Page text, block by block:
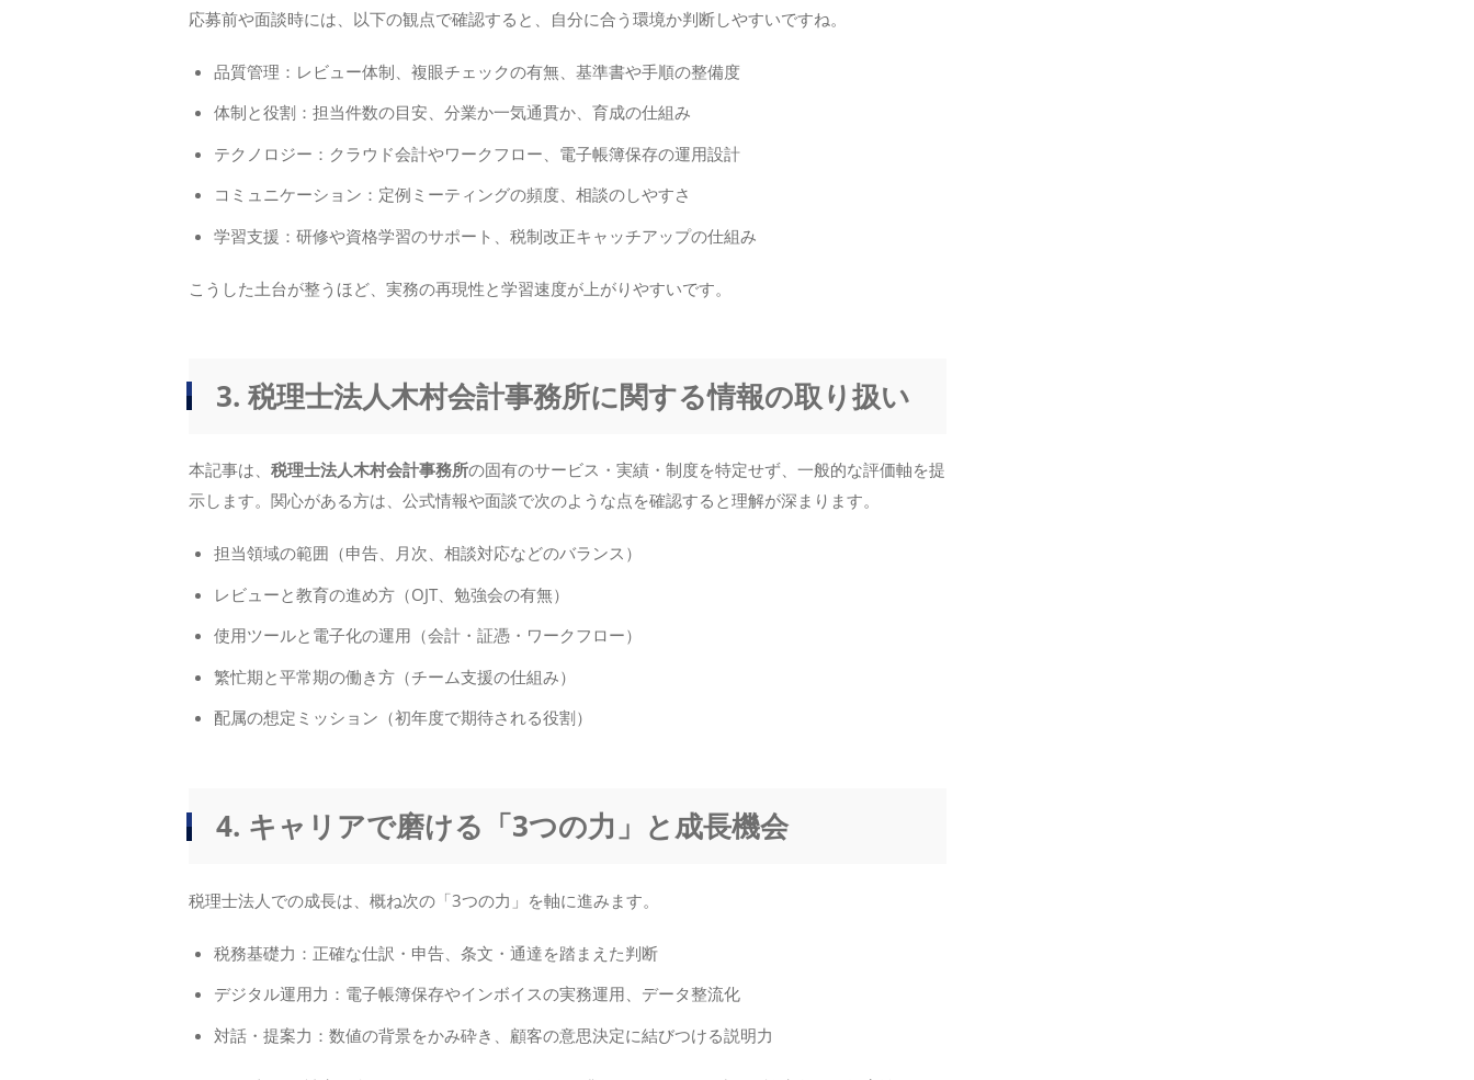
応募前や面談時には、以下の観点で確認すると、自分に合う環境か判断しやすいですね。
品質管理：レビュー体制、複眼チェックの有無、基準書や手順の整備度
体制と役割：担当件数の目安、分業か一気通貫か、育成の仕組み
テクノロジー：クラウド会計やワークフロー、電子帳簿保存の運用設計
コミュニケーション：定例ミーティングの頻度、相談のしやすさ
学習支援：研修や資格学習のサポート、税制改正キャッチアップの仕組み
こうした土台が整うほど、実務の再現性と学習速度が上がりやすいです。
3. 税理士法人木村会計事務所に関する情報の取り扱い
本記事は、 税理士法人木村会計事務所の固有のサービス・実績・制度を特定せず、一般的な評価軸を提
示します。関心がある方は、公式情報や面談で次のような点を確認すると理解が深まります。
担当領域の範囲（申告、月次、相談対応などのバランス）
レビューと教育の進め方（OJT、勉強会の有無）
使用ツールと電子化の運用（会計・証憑・ワークフロー）
繁忙期と平常期の働き方（チーム支援の仕組み）
配属の想定ミッション（初年度で期待される役割）
4. キャリアで磨ける「3つの力」と成長機会
税理士法人での成長は、概ね次の「3つの力」を軸に進みます。
税務基礎力：正確な仕訳・申告、条文・通達を踏まえた判断
デジタル運用力：電子帳簿保存やインボイスの実務運用、データ整流化
対話・提案力：数値の背景をかみ砕き、顧客の意思決定に結びつける説明力